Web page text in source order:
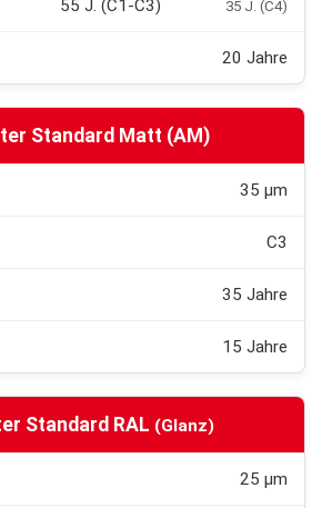
55 J. (C1-C3) 35 J. (C4)
20 Jahre
Standard Matt (AM)
35 µm
C3
35 Jahre
15 Jahre
Standard RAL (Glanz)
25 µm